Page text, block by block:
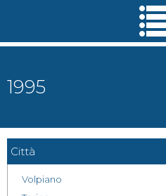
Salta al
contenuto
principale
1995
Città
Volpiano